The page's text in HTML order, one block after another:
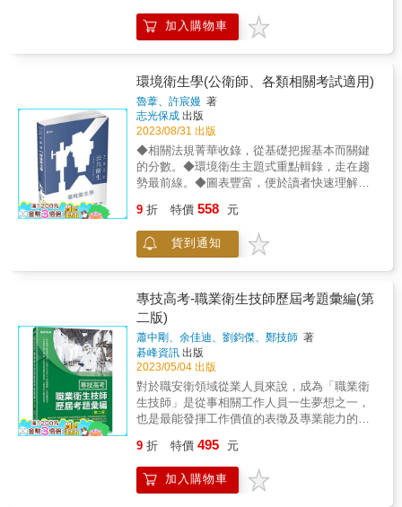
從實際的考題直接上手，快速有效率的完成高
分上榜的目標。& & ◎名師指引掌握訣竅，高
分勢在必得！& 本書的特點是收集歷年來公務
納、整理、解析，並收集多本教科書之精華部
份，將「人因工程」的內容由分為十六章，以
解題的方式編寫，其解析的特點在簡單扼要，
由淺入深，條例分明，便於吸收。由於歷年的
人因工程相關考題，涵蓋範圍很廣，因此，要
能掌握答題要領的關鍵在於有經驗的名師為你
解題，藉由名師的參考答案，你能更精確地理
年歷年試題與解析！& 實際的演練是各類考試
的勝負關鍵，本書各章特別收錄了81~112年相
關的「歷屆試題」，其所收錄的考題數量是坊
間所有參考書籍中數量最多的。藉由實際的分
作者精心編排的章節順序來練習，寫過後再對
答案，錯誤的題目亦可先自行思考，若真的沒
辦法再參考解析，針對弱點加強複習。如此才
能有效地完成自我複習、精進的考試目標。& &
＊＊＊＊& & 有疑問想要諮詢嗎？歡迎在
「LINE首頁」搜尋「千華」官方帳號，並按下
加入好友，無論是考試日期、教材推薦、解題
疑問等，都能得到滿意的服務。我們提供專人
諮詢互動，更能時時掌握考訊及優惠活動！ &
完整，包括：本章大綱、重點整理、隨文例題
（含專家闢析）及題庫練習（歷屆考題及專家
明，確實掌握命題方針。各章章末精選歷屆考
題及解答，並解析相關概念，使讀者能融會貫
通，舉一反三。各章以星星符號代表歷屆考題
出題比例，數目越多代表出題比例越高，最多5
顆，以供讀者備考參酌。 書中以QR Code提供
讀者掃描下載歷屆試題題庫，以供應考複習所
需，還可掌握最新命題趨勢，是一本全方位驗
光人員應考致勝祕笈。 2024年版特別收錄最新
112年的專技驗光人員高考考題，適合眼鏡配光
員考試。 &
加入購物車
環境衛生學(公衛師、各類相關考試適用)
魯葦、許宸嫚 著
志光保成 出版
2023/08/31 出版
◆相關法規菁華收錄，從基礎把握基本而關鍵
的分數。◆環境衛生主題式重點輯錄，走在趨
勢最前線。◆圖表豐富，便於讀者快速理解，
9 折 特價 558 元
貨到通知
專技高考-職業衛生技師歷屆考題彙編(第
二版)
蕭中剛、余佳迪、劉鈞傑、鄭技師 著
碁峰資訊 出版
2023/05/04 出版
對於職安衛領域從業人員來說，成為「職業衛
生技師」是從事相關工作人員一生夢想之一，
也是最能發揮工作價值的表徵及專業能力的肯
究、分析、監測、檢驗、評估、鑑定、改善及
計畫管理等業務的核心能力達到一定的水準。
「職業衛生技師」應試科目：職業安全衛生法
9 折 特價 495 元
加入購物車